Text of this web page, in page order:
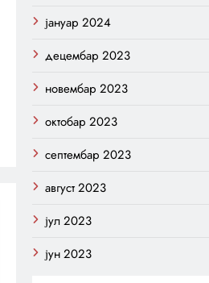
јануар 2024
децембар 2023
новембар 2023
октобар 2023
септембар 2023
август 2023
јул 2023
јун 2023